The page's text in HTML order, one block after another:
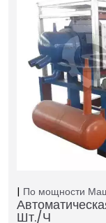
По мощности
Шт./ч